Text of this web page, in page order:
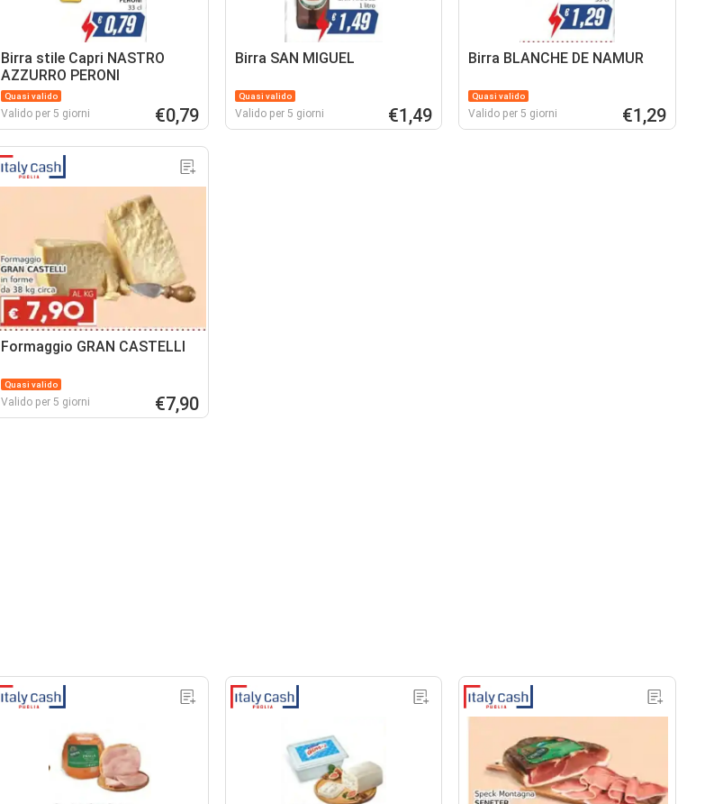
Birra stile Capri NASTRO
AZZURRO PERONI
Quasi valido
Valido per 5 giorni €0,79
Birra SAN MIGUEL
Quasi valido
Valido per 5 giorni €1,49
Birra BLANCHE DE NAMUR
Quasi valido
Valido per 5 giorni €1,29
Formaggio GRAN CASTELLI
Quasi valido
Valido per 5 giorni €7,90